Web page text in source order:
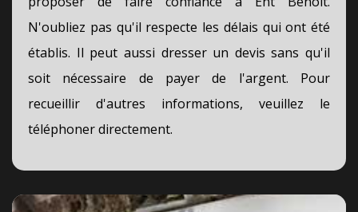
N'oubliez pas qu'il respecte les délais qui ont été
établis. Il peut aussi dresser un devis sans qu'il
soit nécessaire de payer de l'argent. Pour
recueillir d'autres informations, veuillez le
téléphoner directement.